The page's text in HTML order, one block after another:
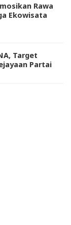
Rawa
Ekowisata
Target
Partai